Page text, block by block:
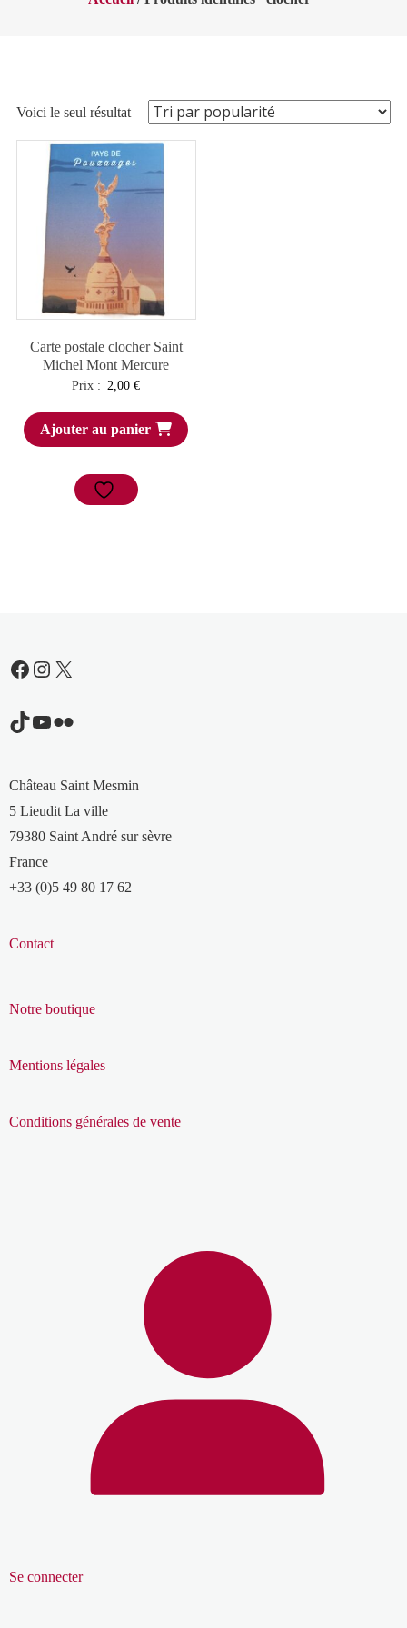
Voici le seul résultat
Carte postale clocher Saint
Michel Mont Mercure
Prix : 2,00€
Ajouter au panier
Facebook
Instagram
X
TikTok
YouTube
Flickr
Château Saint Mesmin
5 Lieudit La ville
79380 Saint André sur sèvre
France
+33 (0)5 49 80 17 62
Contact
Notre boutique
Mentions légales
Conditions générales de vente
Se connecter